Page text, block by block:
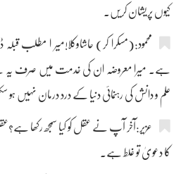
کیوں پریشان کریں۔
محمود:(مسکرا کر) حاشاوکلا!میر ا مطلب
ہے۔ میرا معروضہ ان کی خدمت میں صرف یہ
علم و دانش کی رہنمائی دنیا کے درد درمان نہیں ہو
عزیر:آخر آپ نے عقل کو کیا سمجھ رکھا
کا دعویٰ تو غلط ہے۔